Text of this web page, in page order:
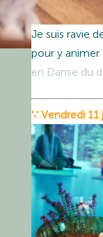
Je suis ravie
pour y animer
en Danse du
∵ Vendredi 11